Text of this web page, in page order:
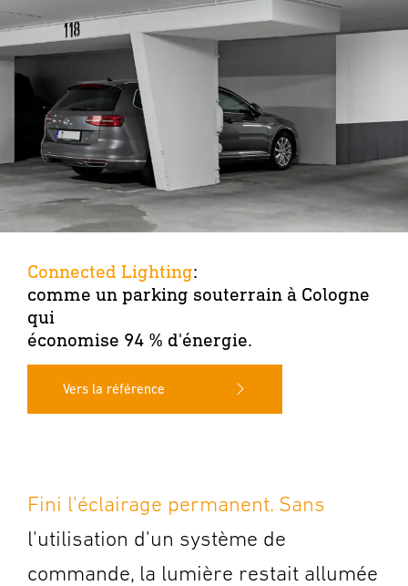
Connected Lighting:
comme un parking souterrain à Cologne
qui
économise 94 % d'énergie.
Vers la référence
Fini l'éclairage permanent. Sans
l'utilisation d'un système de
commande, la lumière restait allumée